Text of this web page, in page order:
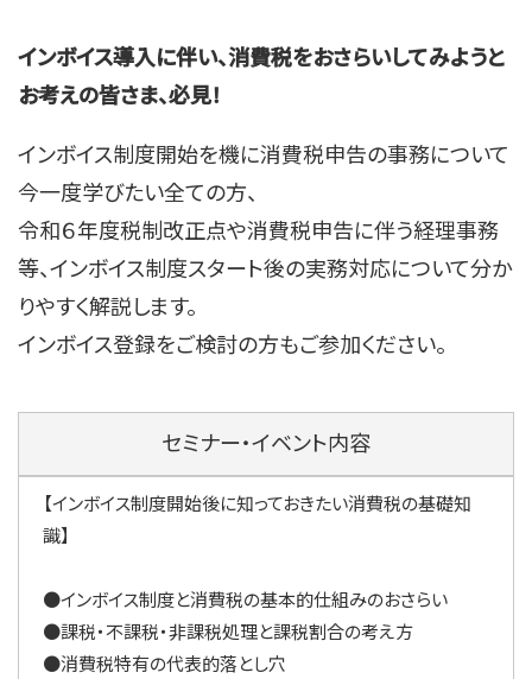
インボイス導入に伴い、消費税をおさらいしてみようと
お考えの皆さま、必見！
インボイス制度開始を機に消費税申告の事務について
今一度学びたい全ての方、
令和６年度税制改正点や消費税申告に伴う経理事務
等、インボイス制度スタート後の実務対応について分か
りやすく解説します。
インボイス登録をご検討の方もご参加ください。
セミナー・イベント内容
【インボイス制度開始後に知っておきたい消費税の基礎知
識】
●インボイス制度と消費税の基本的仕組みのおさらい
●課税・不課税・非課税処理と課税割合の考え方
●消費税特有の代表的落とし穴